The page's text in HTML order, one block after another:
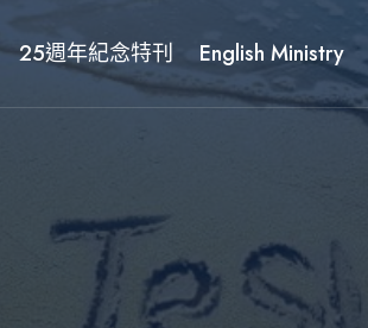
25週年紀念特刊 English Ministry